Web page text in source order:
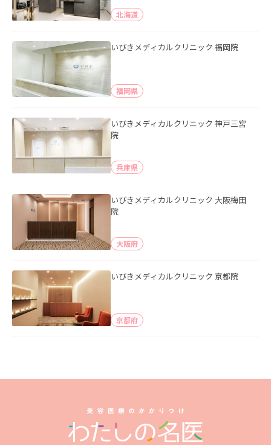
北海道
いびきメディカルクリニック 福岡院
福岡県
いびきメディカルクリニック 神戸三宮
院
兵庫県
いびきメディカルクリニック 大阪梅田
院
大阪府
いびきメディカルクリニック 京都院
京都府